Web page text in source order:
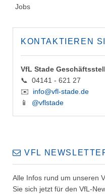
Jobs
KONTAKTIEREN
VfL Stade
📞 04141 - 621 27
✉️ info@vfl-stade.de
📱 @vflstade
VFL
Alle Infos rund um unseren
Sie sich jetzt für den VfL-